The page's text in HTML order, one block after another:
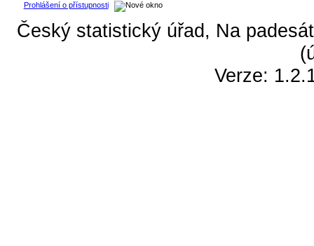
Prohlášení o přístupnosti
Český statistický úřad, Na
Verze: